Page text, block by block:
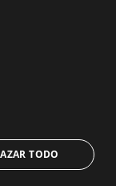
Dilusur, S.L.
TODO